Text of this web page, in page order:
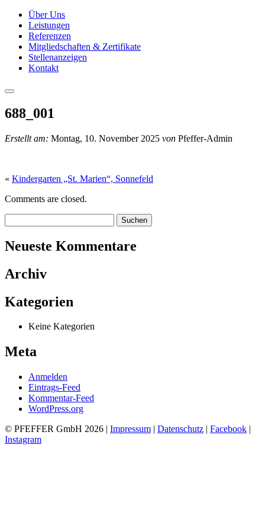
Über Uns
Leistungen
Referenzen
Mitgliedschaften & Zertifikate
Stellenanzeigen
Kontakt
688_001
Erstellt am: Montag, 10. November 2025 von Pfeffer-Admin
« Kindergarten „St. Marien“, Sonnefeld
Comments are closed.
Neueste Kommentare
Archiv
Kategorien
Keine Kategorien
Meta
Anmelden
Eintrags-Feed
Kommentar-Feed
WordPress.org
© PFEFFER GmbH 2026 | Impressum | Datenschutz | Facebook |
Instagram